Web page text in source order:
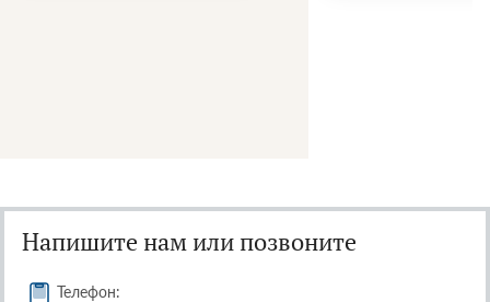
Напишите нам или позвоните
Телефон: